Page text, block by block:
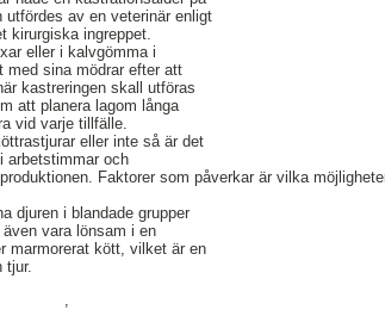
utfördes av en veterinär enligt
kirurgiska ingreppet.
eller i kalvgömma i
med sina mödrar efter att
kastreringen skall utföras
att planera lagom långa
vid varje tillfälle.
eller inte så är det
arbetstimmar och
Faktorer som påverkar är vilka
djuren i blandade grupper
vara lönsam i en
marmorerat kött, vilket är en
tjur.